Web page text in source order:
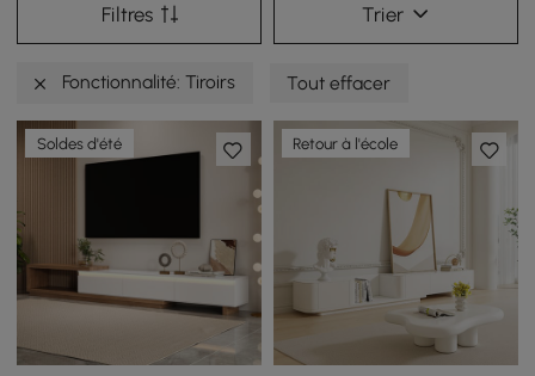
Filtres Trier
Fonctionnalité: Tiroirs Tout effacer
Soldes d'été Retour à l'école